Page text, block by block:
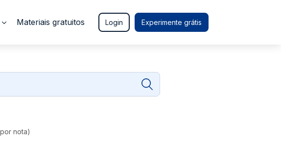
Materiais gratuitos Login Experimente grátis
nota)